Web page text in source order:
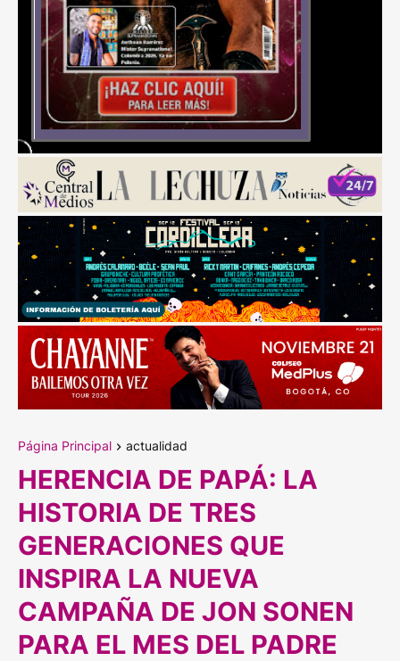
Página Principal actualidad
HERENCIA DE PAPÁ: LA
HISTORIA DE TRES
GENERACIONES QUE
INSPIRA LA NUEVA
CAMPAÑA DE JON SONEN
PARA EL MES DEL PADRE